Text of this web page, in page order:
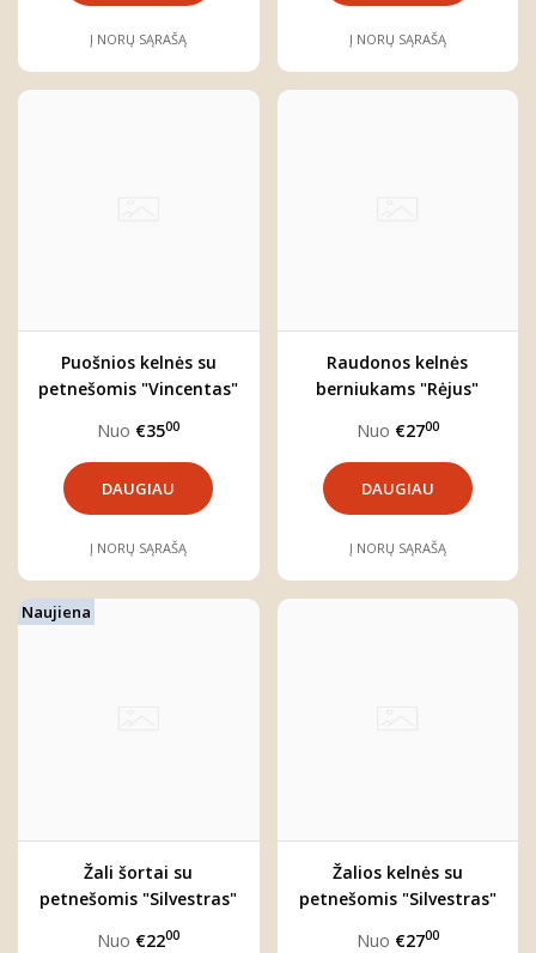
Į NORŲ SĄRAŠĄ Į NORŲ SĄRAŠĄ
Puošnios kelnės su
petnešomis "Vincentas"
Nuo €3500
DAUGIAU
Į NORŲ SĄRAŠĄ
Raudonos kelnės
berniukams "Rėjus"
Nuo €2700
DAUGIAU
Į NORŲ SĄRAŠĄ
Naujiena
Žali šortai su
petnešomis "Silvestras"
Nuo €2200
Žalios kelnės su
petnešomis "Silvestras"
Nuo €2700